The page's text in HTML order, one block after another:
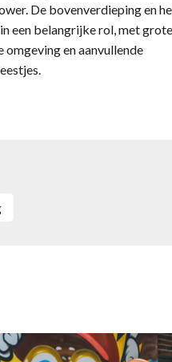
De bovenverdieping en
een belangrijke rol, met grote
en aanvullende